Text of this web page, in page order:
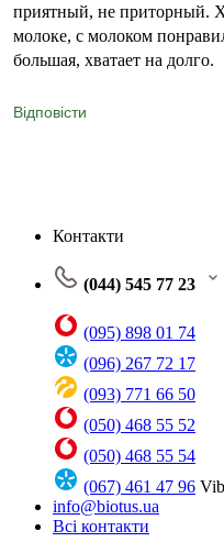
приятный, не приторный.
молоке, с молоком
большая, хватает на долго.
Відповісти
Контакти
(044) 545 77 23
(095) 898 01 74
(096) 267 72 17
(093) 771 66 50
(050) 468 55 52
(050) 468 55 54
(067) 461 47 96
info@biotus.ua
Всі контакти